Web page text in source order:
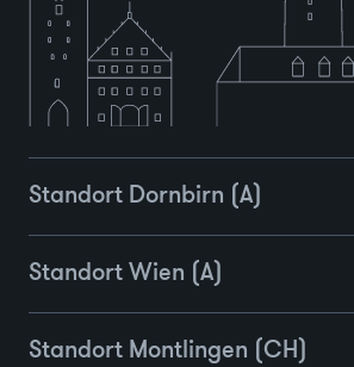
Standort Dornbirn (A)
Standort Wien (A)
Standort Montlingen (CH)